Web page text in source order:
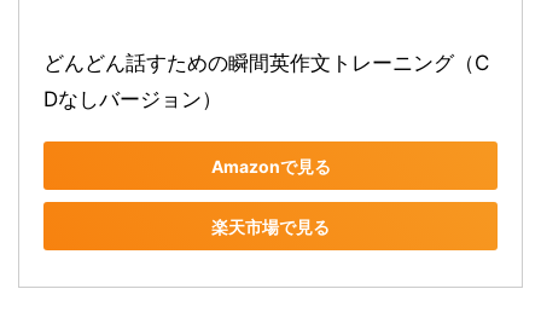
どんどん話すための瞬間英作文トレーニング（C
Dなしバージョン）
Amazonで見る
楽天市場で見る